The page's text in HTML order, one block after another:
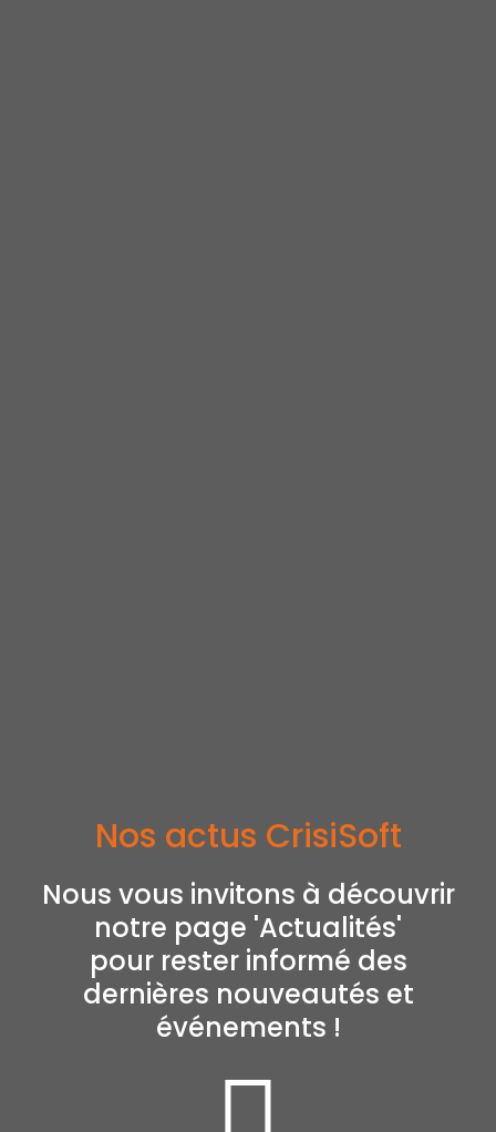
Nos actus CrisiSoft
Nous vous invitons à découvrir
notre page 'Actualités'
pour rester informé des
dernières nouveautés et
événements !